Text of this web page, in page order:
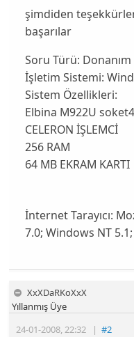
şimdiden
başarılar
Soru Türü: Donanım
İşletim Sistemi:
Sistem Özellikleri:
Elbina M922U
CELERON İŞLEMCİ
256 RAM
64 MB EKRAM KARTI
İnternet Tarayıcı:
7.0; Windows NT
XxXDaRKoXxX
24-01-2008,22:32 |#2
Yıllanmış Üye